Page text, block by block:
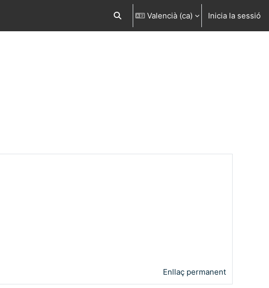
Commuta l'entrada de la cerca
Valencià ‎(ca)‎ Inicia la sessió
Enllaç permanent